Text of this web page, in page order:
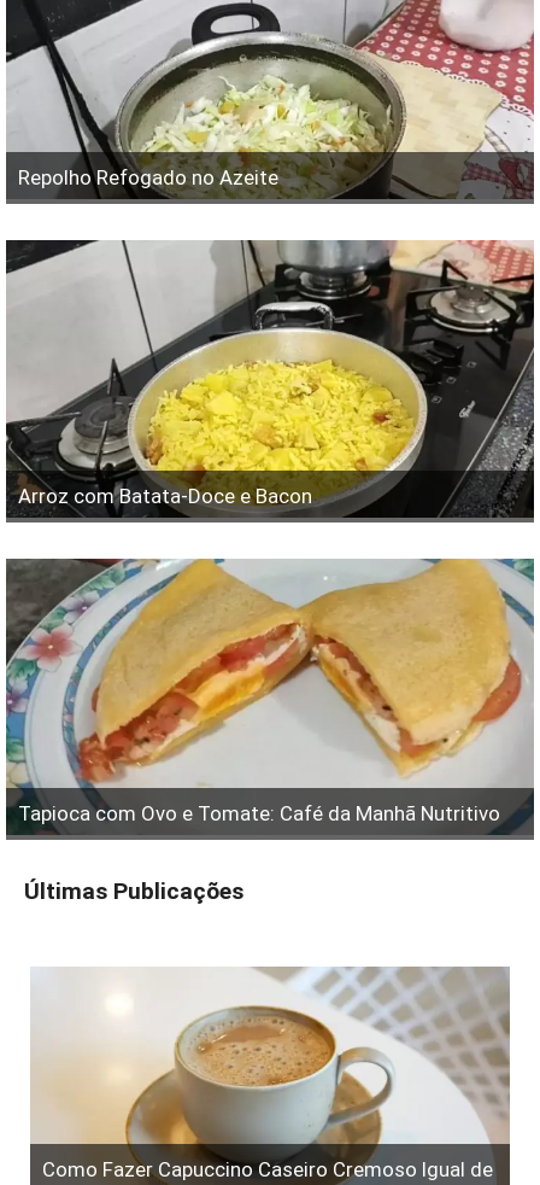
Repolho Refogado no Azeite
Arroz com Batata-Doce e Bacon
Tapioca com Ovo e Tomate: Café da Manhã Nutritivo
Últimas Publicações
Como Fazer Capuccino Caseiro Cremoso Igual de